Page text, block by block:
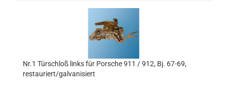
Nr.1 Türschloß links für Porsche 911 / 912, Bj. 67-69,
restauriert/galvanisiert